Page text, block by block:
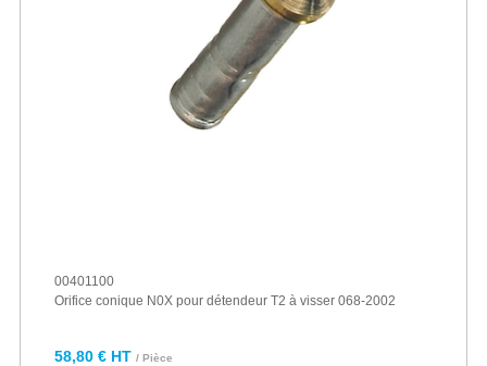
00401100
Orifice conique N0X pour détendeur T2 à visser 068-2002
58,80 € HT / Pièce